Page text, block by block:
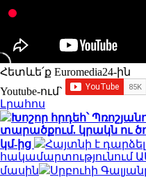
Հետևե՛ք Euromedia24-ին
Youtube-ում`
Լրահոս
Խոշոր հրդեհ՝
տարածքում. կրակն ու
կմ-ից
Հայտնի է
հակամարտությունում
մասին
Սրբուհի